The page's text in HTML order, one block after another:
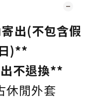
出(不包含假
)**
不退換**
休閒外套